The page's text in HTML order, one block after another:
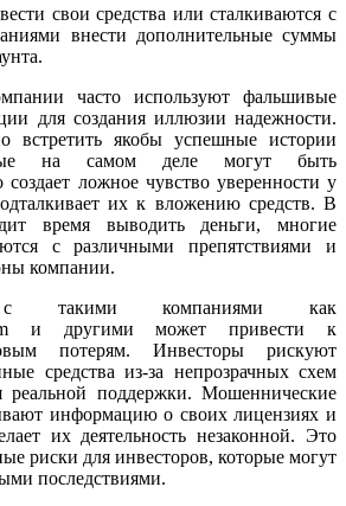
свои средства или сталкиваются с
внести дополнительные суммы
часто используют фальшивые
для создания иллюзии надежности.
якобы успешные истории
на самом деле могут быть
ложное чувство уверенности у
их к вложению средств. В
время выводить деньги, многие
с различными препятствиями и
компании.
с такими компаниями как
и другими может привести к
потерям. Инвесторы рискуют
средства из-за непрозрачных схем
реальной поддержки. Мошеннические
информацию о своих лицензиях и
их деятельность незаконной. Это
риски для инвесторов, которые могут
последствиями.